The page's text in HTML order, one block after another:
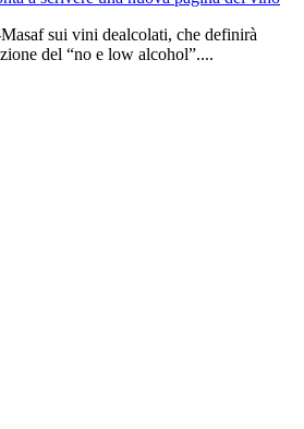
sui vini dealcolati, che definirà
del “no e low alcohol”....